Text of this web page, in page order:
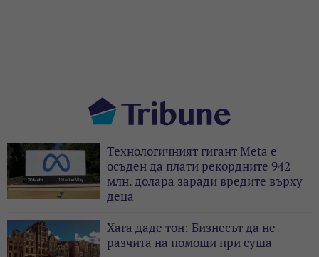
Технологичният гигант Meta е
осъден да плати рекордните 942
млн. долара заради вредите върху
деца
Хага даде тон: Бизнесът да не
разчита на помощи при суша